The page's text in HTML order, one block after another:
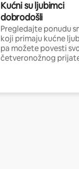
Kućni su ljubimci
dobrodošli
Pregledajte ponudu
koji primaju kućne
pa možete povesti
četveronožnog